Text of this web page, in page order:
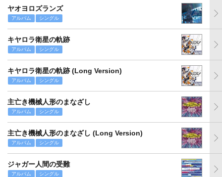
ヤオヨロズランズ
アルバム シングル
キヤロラ衛星の軌跡
アルバム シングル
キヤロラ衛星の軌跡 (Long Version)
アルバム シングル
主亡き機械人形のまなざし
アルバム シングル
主亡き機械人形のまなざし (Long Version)
アルバム シングル
ジャガー人間の受難
アルバム シングル